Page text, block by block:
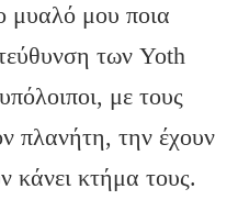
μυαλό μου ποια
των Yoth
με τους
πλανήτη, την έχουν
κάνει κτήμα τους.